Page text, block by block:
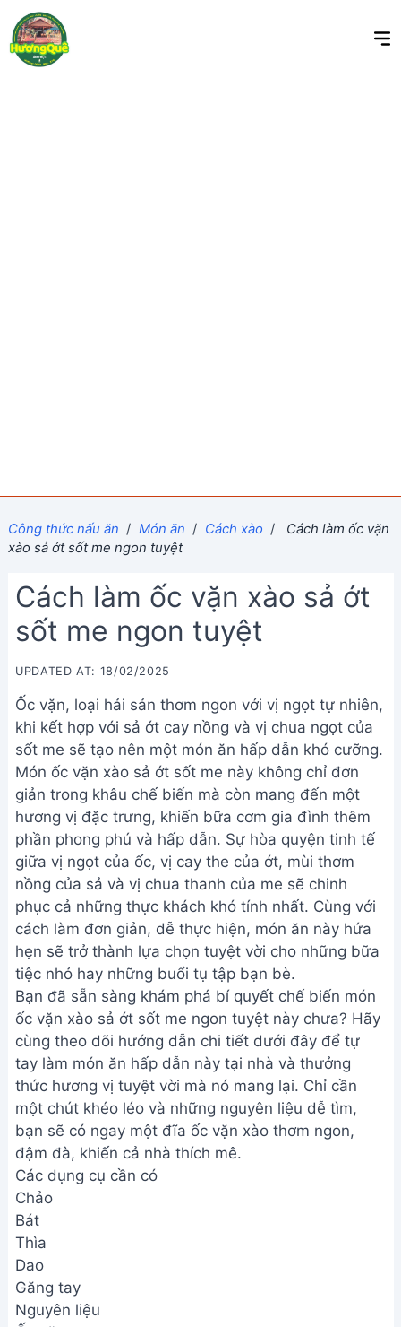
Công thức nấu ăn / Món ăn / Cách xào /
Cách làm ốc vặn
xào sả ớt sốt me ngon tuyệt
Cách làm ốc vặn xào sả ớt
sốt me ngon tuyệt
UPDATED AT: 18/02/2025
Ốc vặn, loại hải sản thơm ngon với vị ngọt tự nhiên,
khi kết hợp với sả ớt cay nồng và vị chua ngọt của
sốt me sẽ tạo nên một món ăn hấp dẫn khó cưỡng.
Món ốc vặn xào sả ớt sốt me này không chỉ đơn
giản trong khâu chế biến mà còn mang đến một
hương vị đặc trưng, khiến bữa cơm gia đình thêm
phần phong phú và hấp dẫn. Sự hòa quyện tinh tế
giữa vị ngọt của ốc, vị cay the của ớt, mùi thơm
nồng của sả và vị chua thanh của me sẽ chinh
phục cả những thực khách khó tính nhất. Cùng với
cách làm đơn giản, dễ thực hiện, món ăn này hứa
hẹn sẽ trở thành lựa chọn tuyệt vời cho những bữa
tiệc nhỏ hay những buổi tụ tập bạn bè.
Bạn đã sẵn sàng khám phá bí quyết chế biến món
ốc vặn xào sả ớt sốt me ngon tuyệt này chưa? Hãy
cùng theo dõi hướng dẫn chi tiết dưới đây để tự
tay làm món ăn hấp dẫn này tại nhà và thưởng
thức hương vị tuyệt vời mà nó mang lại. Chỉ cần
một chút khéo léo và những nguyên liệu dễ tìm,
bạn sẽ có ngay một đĩa ốc vặn xào thơm ngon,
đậm đà, khiến cả nhà thích mê.
Các dụng cụ cần có
Chảo
Bát
Thìa
Dao
Găng tay
Nguyên liệu